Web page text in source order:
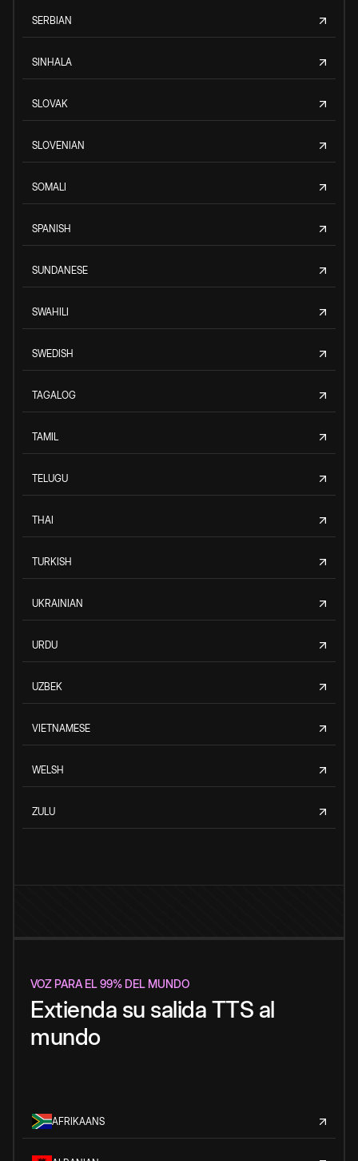
SERBIAN
SINHALA
SLOVAK
SLOVENIAN
SOMALI
SPANISH
SUNDANESE
SWAHILI
SWEDISH
TAGALOG
TAMIL
TELUGU
THAI
TURKISH
UKRAINIAN
URDU
UZBEK
VIETNAMESE
WELSH
ZULU
VOZ PARA EL 99% DEL MUNDO
Extienda su salida TTS al
mundo
AFRIKAANS